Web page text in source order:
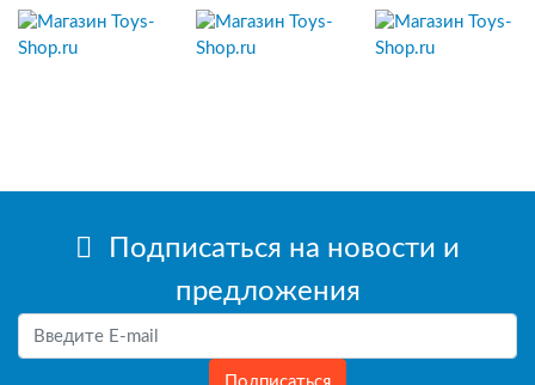
Подписаться на новости и
предложения